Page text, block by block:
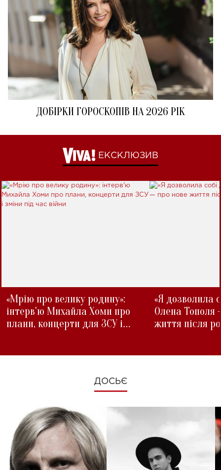
ДОБІРКИ ГОРОСКОПІВ НА 2026 РІК
ЕКСКЛЮЗИВ
«Мрію про велику родину»:
інтерв'ю Михайла Хоми про
плани, концерти для ЗСУ і
«Я дозволила
Олена Тополя
життя після
ДОСЬЄ